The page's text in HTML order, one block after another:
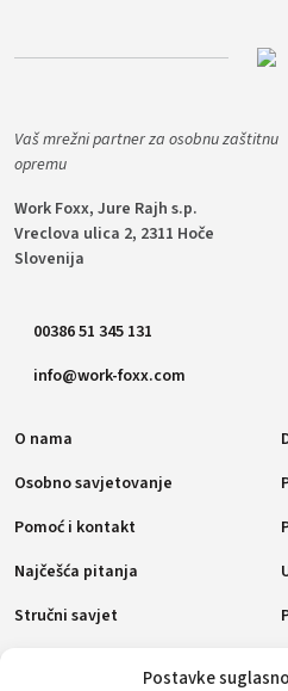
Postavke
Vaš mrežni partner za osobnu zaštitnu
opremu
Work Foxx, Jure Rajh s.p.
Vreclova ulica 2, 2311 Hoče
Slovenija
00386 51 345 131
info@work-foxx.com
O nama
Osobno savjetovanje
Pomoć i kontakt
Najčešća pitanja
Stručni savjet